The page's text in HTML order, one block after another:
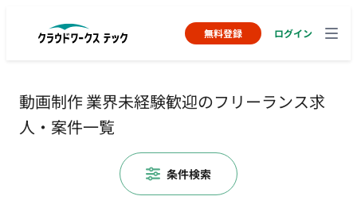
無料登録 ログイン
動画制作 業界未経験歓迎のフリーランス求
人・案件一覧
条件検索